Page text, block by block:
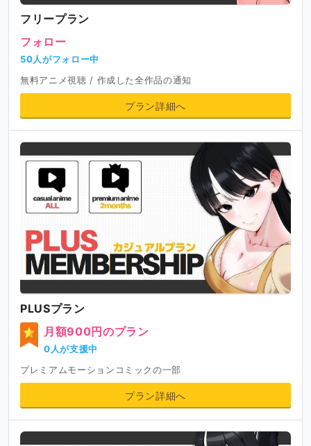
フリープラン
フォロー
50人がフォロー中
無料アニメ視聴 / 作成した全作品の通知
プラン詳細へ
PLUSプラン
月額900円のプラン
0人が支援中
プレミアムモーションコミックの一部
プラン詳細へ